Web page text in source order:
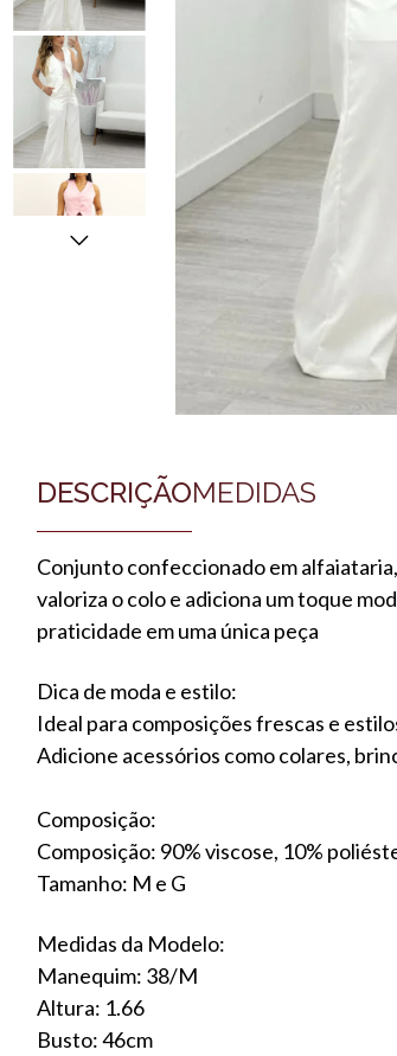
DESCRIÇÃOMEDIDAS
Conjunto confeccionado em
valoriza o colo e adiciona um toque
praticidade em uma única peça
Dica de moda e estilo:
Ideal para composições frescas e
Adicione acessórios como colares,
Composição:
Composição: 90% viscose, 10%
Tamanho: M e G
Medidas da Modelo:
Manequim: 38/M
Altura: 1.66
Busto: 46cm